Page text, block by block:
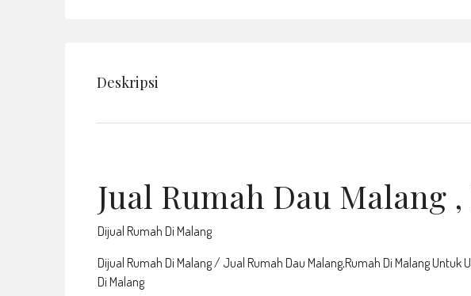
Deskripsi
Jual Rumah Dau Malang
Dijual Rumah Di Malang
Dijual Rumah Di Malang / Jual Rumah Dau Malang,Rumah Di Malang Untuk
Di Malang